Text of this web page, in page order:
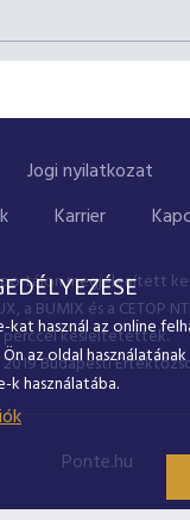
Jogi nyilatkozat
Karrier
megjelenített
a BUMIX és a CETOP
perccel késleltetettek.
Budapesti
Ponte.hu
használ az online
az oldal
használatába.